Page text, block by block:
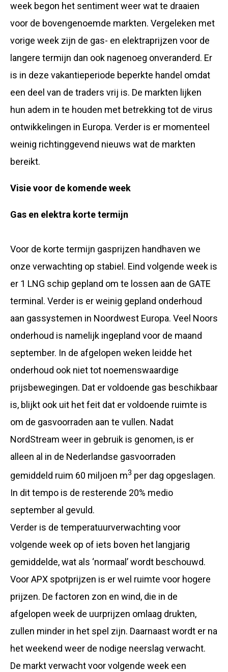
week begon het sentiment weer wat te draaien
voor de bovengenoemde markten. Vergeleken met
vorige week zijn de gas- en elektraprijzen voor de
langere termijn dan ook nagenoeg onveranderd. Er
is in deze vakantieperiode beperkte handel omdat
een deel van de traders vrij is. De markten lijken
hun adem in te houden met betrekking tot de virus
ontwikkelingen in Europa. Verder is er momenteel
weinig richtinggevend nieuws wat de markten
bereikt.
Visie voor de komende week
Gas en elektra korte termijn
Voor de korte termijn gasprijzen handhaven we
onze verwachting op stabiel. Eind volgende week is
er 1 LNG schip gepland om te lossen aan de GATE
terminal. Verder is er weinig gepland onderhoud
aan gassystemen in Noordwest Europa. Veel Noors
onderhoud is namelijk ingepland voor de maand
september. In de afgelopen weken leidde het
onderhoud ook niet tot noemenswaardige
prijsbewegingen. Dat er voldoende gas beschikbaar
is, blijkt ook uit het feit dat er voldoende ruimte is
om de gasvoorraden aan te vullen. Nadat
NordStream weer in gebruik is genomen, is er
alleen al in de Nederlandse gasvoorraden
gemiddeld ruim 60 miljoen m3 per dag opgeslagen.
In dit tempo is de resterende 20% medio
september al gevuld.
Verder is de temperatuurverwachting voor
volgende week op of iets boven het langjarig
gemiddelde, wat als ‘normaal’ wordt beschouwd.
Voor APX spotprijzen is er wel ruimte voor hogere
prijzen. De factoren zon en wind, die in de
afgelopen week de uurprijzen omlaag drukten,
zullen minder in het spel zijn. Daarnaast wordt er na
het weekend weer de nodige neerslag verwacht.
De markt verwacht voor volgende week een